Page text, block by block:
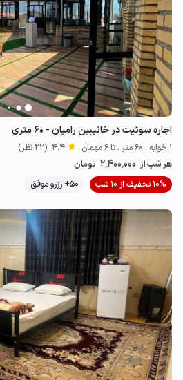
2.8میلیون ت 4.9
اجاره سوئیت در خانببین رامیان - ۶۰ متری
1 خوابه . 60 متر . تا 6 مهمان 4.4 (22 نظر)
هر شب از 2٬400٬000 تومان
10% تخفیف از 10 شب
50+ رزرو موفق